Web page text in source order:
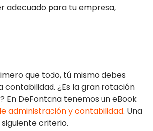
adecuado para tu empresa,
que todo, tú mismo debes
contabilidad. ¿Es la gran rotación
En DeFontana tenemos un eBook
administración y contabilidad. Una
criterio.